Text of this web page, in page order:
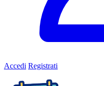
Accedi Registrati